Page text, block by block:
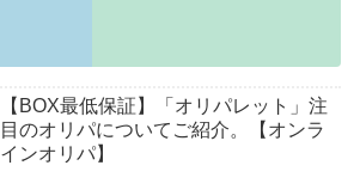
【BOX最低保証】「オリパレット」注
目のオリパについてご紹介。【オンラ
インオリパ】